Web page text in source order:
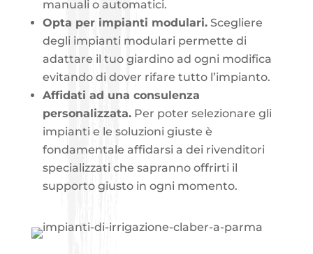
manuali o automatici.
Opta per impianti modulari.Scegliere
degli impianti modulari permette di
adattare il tuo giardino ad ogni modifica
evitando di dover rifare tutto l’impianto.
Affidati ad una consulenza
personalizzata.Per poter selezionare gli
impianti e le soluzioni giuste è
fondamentale affidarsi a dei rivenditori
specializzati che sapranno offrirti il
supporto giusto in ogni momento.